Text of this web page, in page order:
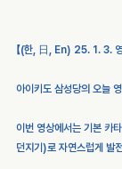
【(한, 日, En) 25. 1. 3. 영
아이키도 삼성당의 오늘
이번 영상에서는 기본 카
던지기)로 자연스럽게 발